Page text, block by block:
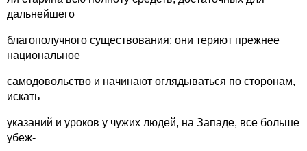
дальнейшего
благополучного существования; они теряют прежнее
национальное
самодовольство и начинают оглядываться по сторонам,
искать
указаний и уроков у чужих людей, на Западе, все больше
убеж-